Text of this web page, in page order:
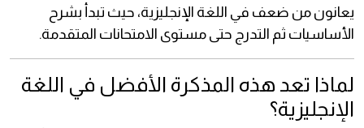
يعانون من ضعف في اللغة الإنجليزية، حيث تبدأ بشرح
الأساسيات ثم التدرج حتى مستوى الامتحانات المتقدمة.
لماذا تعد هذه المذكرة الأفضل في اللغة
الإنجليزية؟